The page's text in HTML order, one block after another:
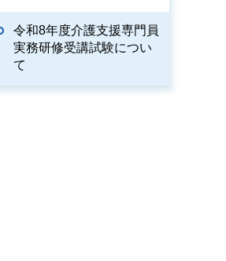
令和8年度介護支援専門員
実務研修受講試験につい
て